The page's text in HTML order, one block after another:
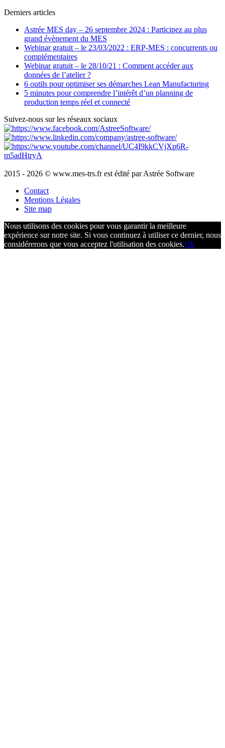
Derniers articles
Astrée MES day – 26 septembre 2024 : Participez au plus
grand évènement du MES
Webinar gratuit – le 23/03/2022 : ERP-MES : concurrents ou
complémentaires
Webinar gratuit – le 28/10/21 : Comment accéder aux
données de l’atelier ?
6 outils pour optimiser ses démarches Lean Manufacturing
5 minutes pour comprendre l’intérêt d’un planning de
production temps réel et connecté
Suivez-nous sur les réseaux sociaux
2015 - 2026 © www.mes-trs.fr est édité par Astrée Software
Contact
Mentions Légales
Site map
Nous utilisons des cookies pour vous garantir la meilleure
expérience sur notre site. Si vous continuez à utiliser ce dernier, nous
considérerons que vous acceptez l'utilisation des cookies.Ok